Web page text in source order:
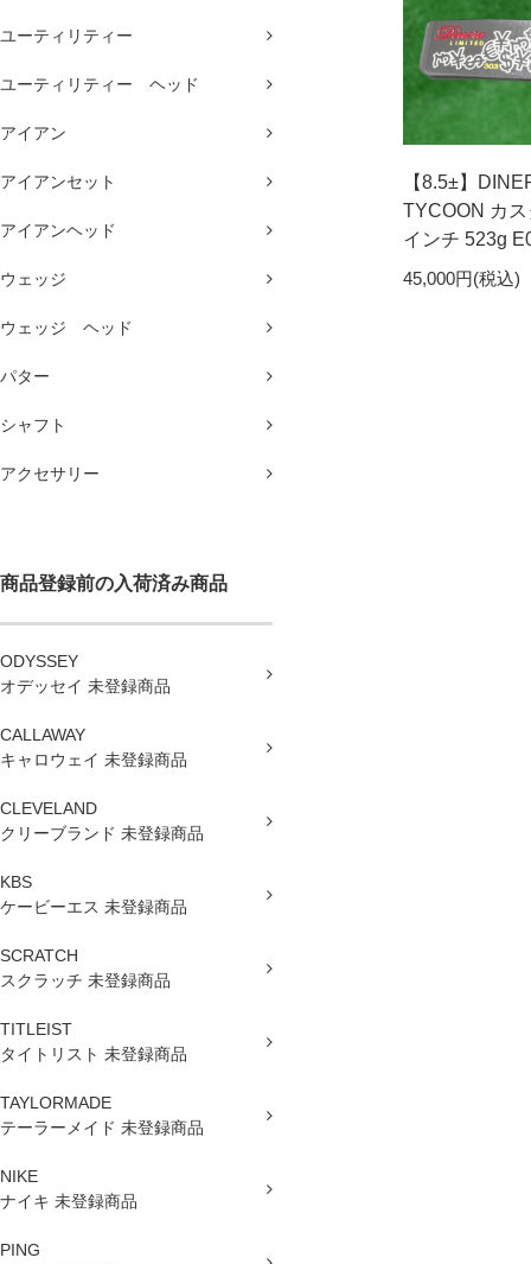
ユーティリティー
ユーティリティー ヘッド
アイアン
アイアンセット
アイアンヘッド
ウェッジ
ウェッジ ヘッド
パター
シャフト
アクセサリー
商品登録前の入荷済み商品
ODYSSEY
オデッセイ 未登録商品
CALLAWAY
キャロウェイ 未登録商品
CLEVELAND
クリーブランド 未登録商品
KBS
ケービーエス 未登録商品
SCRATCH
スクラッチ 未登録商品
TITLEIST
タイトリスト 未登録商品
TAYLORMADE
テーラーメイド 未登録商品
NIKE
ナイキ 未登録商品
PING
【8.5±】
TYCOON カ
インチ 523g
45,000円(税込)